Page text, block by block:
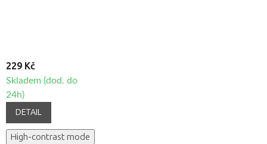
229 Kč
Skladem (dod. do
24h)
DETAIL
High-contrast mode